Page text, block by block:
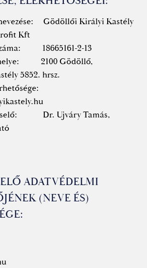
Gödöllői Királyi Kastély
Kft
18665161-2-13
2100 Gödöllő,
5852. hrsz.
Dr. Ujváry Tamás,
ADATVÉDELMI
(NEVE ÉS)